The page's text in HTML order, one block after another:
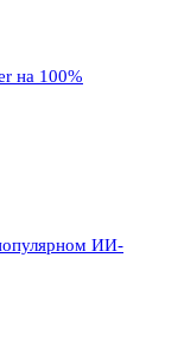
на 100%
ИИ-